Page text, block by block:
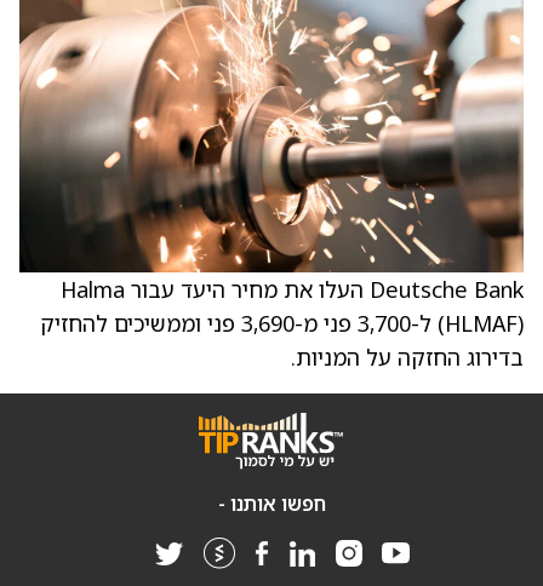
Deutsche Bank העלו את מחיר היעד עבור Halma
(HLMAF) ל-3,700 פני מ-3,690 פני וממשיכים להחזיק
בדירוג החזקה על המניות.
חפשו אותנו -